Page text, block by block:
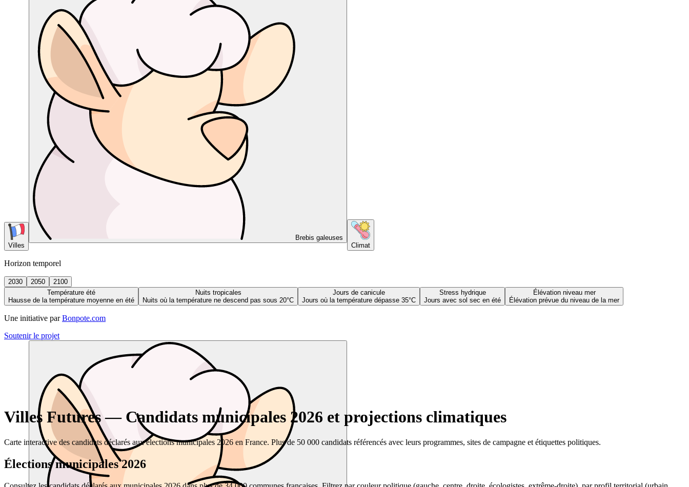
Villes
Brebis galeuses
Climat
Horizon temporel
2030 2050
2100
Température été
Hausse de la température moyenne en été
Nuits tropicales
Nuits où la température ne descend pas sous 20°C
Jours de canicule
Jours où la température dépasse 35°C
Stress hydrique
Jours avec sol sec en été
Élévation niveau mer
Élévation prévue du niveau de la mer
Une initiative par Bonpote.com
Soutenir le projet
Villes Futures — Candidats municipales 2026 et projections climatiques
Carte interactive des candidats déclarés aux élections municipales 2026 en France. Plus de 50 000 candidats référencés avec leurs programmes, sites de campagne et étiquettes politiques.
Élections municipales 2026